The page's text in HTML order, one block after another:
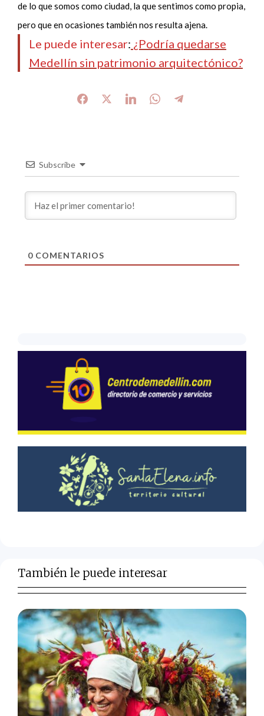
de lo que somos como ciudad, la que sentimos como propia,
pero que en ocasiones también nos resulta ajena.
Le puede interesar: ¿Podría quedarse
Medellín sin patrimonio arquitectónico?
Subscribe
0COMENTARIOS
También le puede interesar